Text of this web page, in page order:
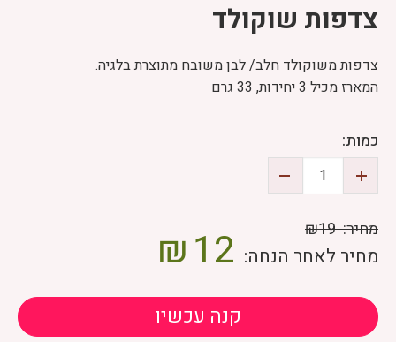
צדפות שוקולד
צדפות משוקולד חלב/ לבן משובח מתוצרת בלגיה.
המארז מכיל 3 יחידות, 33 גרם
כמות:
מחיר:₪19
מחיר לאחר הנחה: 12
₪
קנה עכשיו